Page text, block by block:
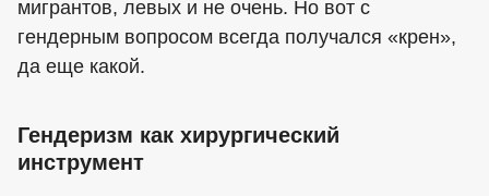
мигрантов, левых и не очень. Но вот с
гендерным вопросом всегда получался «крен»,
да еще какой.
Гендеризм как хирургический
инструмент